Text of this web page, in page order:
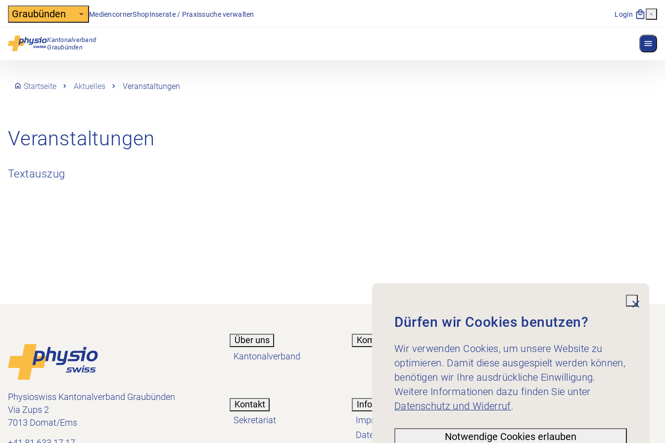
Header
Graubünden MediencornerShopInserate / Praxissuche verwalten Login
Kantonalverband
Graubünden
Hauptnavigation
Startseite Aktuelles Veranstaltungen
Veranstaltungen
Textauszug
Footer
Physioswiss Kantonalverband Graubünden
Via Zups 2
7013 Domat/Ems
Über uns
Kantonalverband
Kommende Anlässe
Elektronisches
Patientendossier
Kontakt
Sekretariat
Informatives
Impressum
Datenschutzerklärung
Partnerschaften
Rework Netzwerk
Dürfen wir Cookies benutzen?
Wir verwenden Cookies, um unsere Website zu
optimieren. Damit diese ausgespielt werden können,
benötigen wir Ihre ausdrückliche Einwilligung.
Weitere Informationen dazu finden Sie unter
Datenschutz und Widerruf.
Notwendige Cookies erlauben